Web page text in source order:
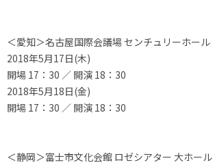
＜愛知＞名古屋国際会議場 センチュリーホール
2018年5月17日(木)
開場 17：30 ／ 開演 18：30
2018年5月18日(金)
開場 17：30 ／ 開演 18：30
＜静岡＞富士市文化会館 ロゼシアター 大ホール